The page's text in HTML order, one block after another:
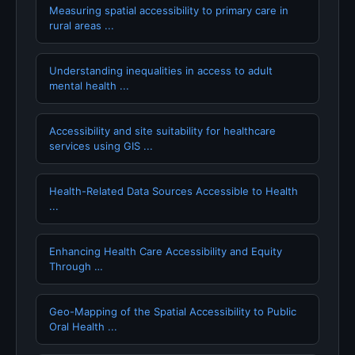
Measuring spatial accessibility to primary care in
rural areas ...
Understanding inequalities in access to adult
mental health ...
Accessibility and site suitability for healthcare
services using GIS ...
Health-Related Data Sources Accessible to Health
...
Enhancing Health Care Accessibility and Equity
Through …
Geo-Mapping of the Spatial Accessibility to Public
Oral Health ...